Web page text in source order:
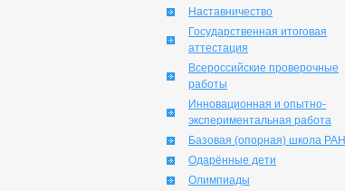
Наставничество
Государственная итоговая
аттестация
Всероссийские проверочные
работы
Инновационная и опытно-
экспериментальная работа
Базовая (опорная) школа РАН
Одарённые дети
Олимпиады